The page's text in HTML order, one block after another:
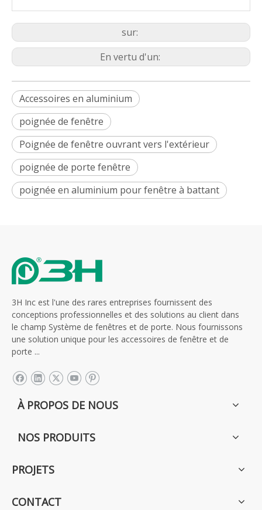
sur:
En vertu d'un:
Accessoires en aluminium
poignée de fenêtre
Poignée de fenêtre ouvrant vers l'extérieur
poignée de porte fenêtre
poignée en aluminium pour fenêtre à battant
3H Inc est l'une des rares entreprises fournissent des
conceptions professionnelles et des solutions au client dans
le champ Système de fenêtres et de porte. Nous fournissons
une solution unique pour les accessoires de fenêtre et de
porte ...
À PROPOS DE NOUS
NOS PRODUITS
PROJETS
CONTACT